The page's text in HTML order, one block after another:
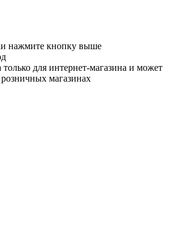
нажмите кнопку выше
для интернет-магазина и может
магазинах